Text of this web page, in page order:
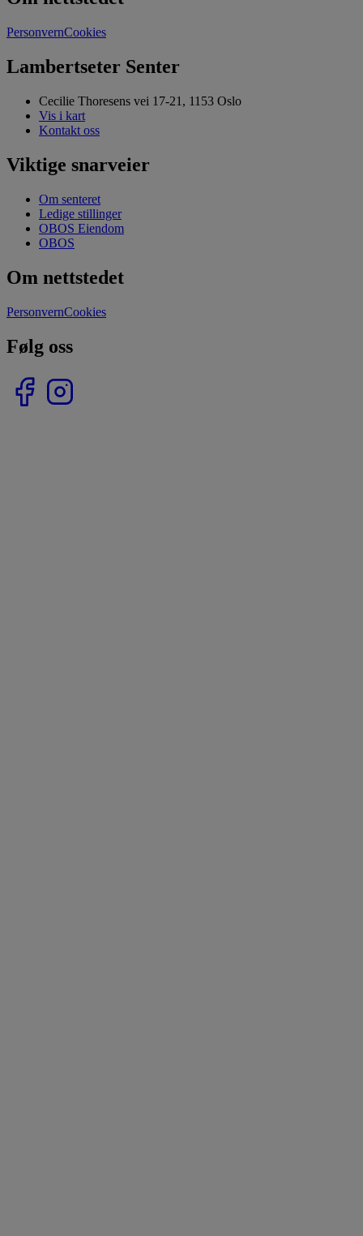
PersonvernCookies
Lambertseter Senter
Cecilie Thoresens vei 17-21, 1153 Oslo
Vis i kart
Kontakt oss
Viktige snarveier
Om senteret
Ledige stillinger
OBOS Eiendom
OBOS
Om nettstedet
PersonvernCookies
Følg oss